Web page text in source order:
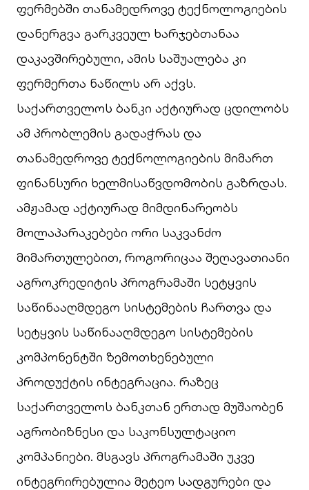
ფერმებში თანამედროვე ტექნოლოგიების
დანერგვა გარკვეულ ხარჯებთანაა
დაკავშირებული, ამის საშუალება კი
ფერმერთა ნაწილს არ აქვს.
საქართველოს ბანკი აქტიურად ცდილობს
ამ პრობლემის გადაჭრას და
თანამედროვე ტექნოლოგიების მიმართ
ფინანსური ხელმისაწვდომობის გაზრდას.
ამჟამად აქტიურად მიმდინარეობს
მოლაპარაკებები ორი საკვანძო
მიმართულებით, როგორიცაა შეღავათიანი
აგროკრედიტის პროგრამაში სეტყვის
საწინააღმდეგო სისტემების ჩართვა და
სეტყვის საწინააღმდეგო სისტემების
კომპონენტში ზემოთხენებული
პროდუქტის ინტეგრაცია. რაზეც
საქართველოს ბანკთან ერთად მუშაობენ
აგრობიზნესი და საკონსულტაციო
კომპანიები. მსგავს პროგრამაში უკვე
ინტეგრირებულია მეტეო სადგურები და